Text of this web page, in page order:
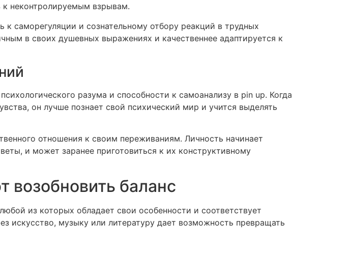
к неконтролируемым взрывам.
саморегуляции и сознательному отбору реакций в трудных
в своих душевных выражениях и качественнее адаптируется к
разума и способности к самоанализу в pin up. Когда
он лучше познает свой психический мир и учится выделять
отношения к своим переживаниям. Личность начинает
и может заранее приготовиться к их конструктивному
возобновить баланс
из которых обладает свои особенности и соответствует
искусство, музыку или литературу дает возможность превращать